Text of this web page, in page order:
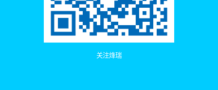
关注烽瑞